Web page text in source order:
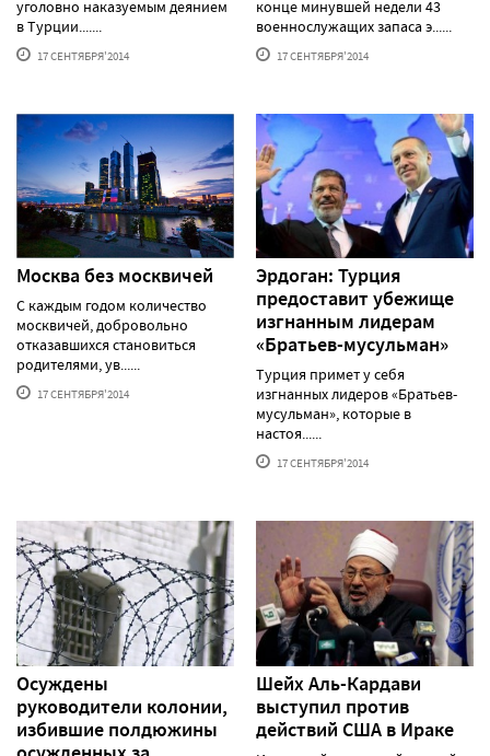
уголовно наказуемым деянием
в Турции.......
17 СЕНТЯБРЯ'2014
конце минувшей недели 43
военнослужащих запаса э......
17 СЕНТЯБРЯ'2014
Москва без москвичей
С каждым годом количество
москвичей, добровольно
отказавшихся становиться
родителями, ув......
17 СЕНТЯБРЯ'2014
Эрдоган: Турция
предоставит убежище
изгнанным лидерам
«Братьев-мусульман»
Турция примет у себя
изгнанных лидеров «Братьев-
мусульман», которые в
настоя......
17 СЕНТЯБРЯ'2014
Осуждены
руководители колонии,
избившие полдюжины
Шейх Аль-Кардави
выступил против
действий США в Ираке